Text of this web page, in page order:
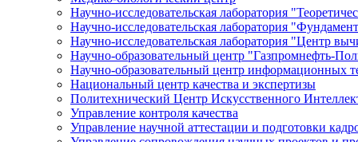
Научно-исследовательская лаборатория
Научно-исследовательская лаборатория
Научно-исследовательская лаборатория "Центр
Научно-образовательный центр "Газпромнефть-
Научно-образовательный центр информационных
Национальный центр качества и экспертизы
Политехнический Центр Искусственного
Управление контроля качества
Управление научной аттестации и подготовки